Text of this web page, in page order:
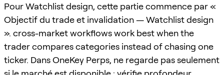
Pour Watchlist design, cette partie commence par «
Objectif du trade et invalidation — Watchlist design
». cross-market workflows work best when the
trader compares categories instead of chasing one
ticker. Dans OneKey Perps, ne regarde pas seulement